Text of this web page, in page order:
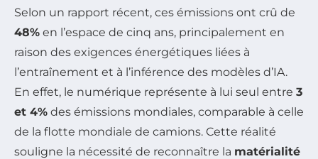
Selon un rapport récent, ces émissions ont crû de
48% en l’espace de cinq ans, principalement en
raison des exigences énergétiques liées à
l’entraînement et à l’inférence des modèles d’IA.
En effet, le numérique représente à lui seul entre 3
et 4% des émissions mondiales, comparable à celle
de la flotte mondiale de camions. Cette réalité
souligne la nécessité de reconnaître la matérialité